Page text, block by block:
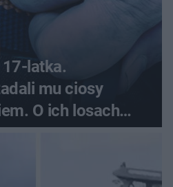
latka.
mu ciosy
O ich losach